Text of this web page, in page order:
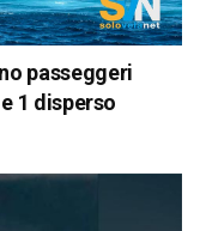
passeggeri
1 disperso